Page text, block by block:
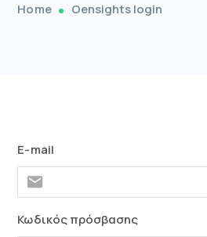
Home Oensights login
E-mail
Κωδικός πρόσβασης